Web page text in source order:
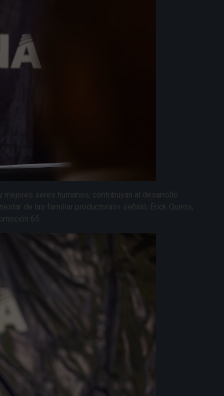
seres humanos, contribuyan al desarrollo
de las familiar productoras» señaló, Erick Quiros,
65.